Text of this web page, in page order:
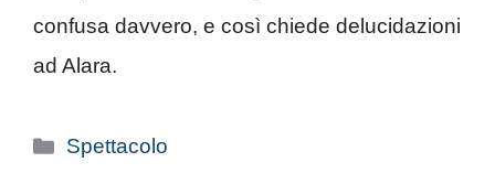
confusa davvero, e così chiede delucidazioni
ad Alara.
Categorie
Spettacolo